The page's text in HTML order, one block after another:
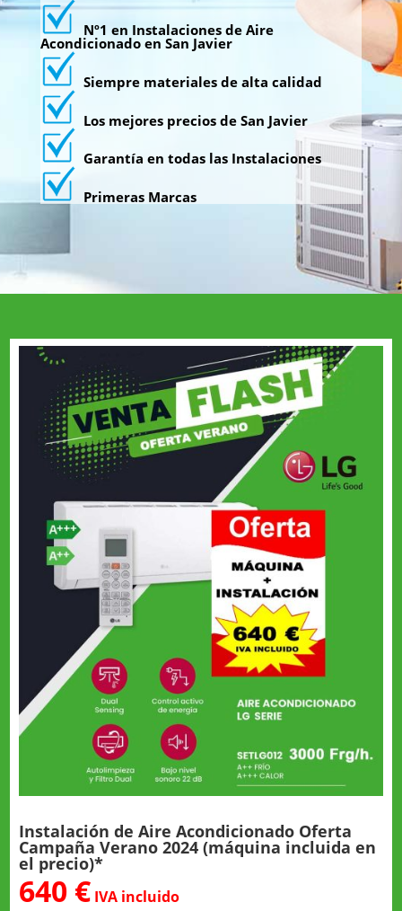
Nº1 en Instalaciones de Aire
Acondicionado en San Javier
Siempre materiales de alta calidad
Los mejores precios de San Javier
Garantía en todas las Instalaciones
Primeras Marcas
Instalación de Aire Acondicionado Oferta
Campaña Verano 2024 (máquina incluida en
el precio)*
640 € IVA incluido